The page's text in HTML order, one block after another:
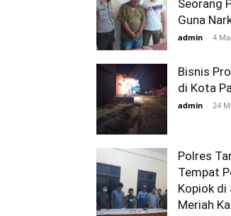
Seorang
Guna
admin - 4
Bisnis
di Kota
admin - 24
Polres
Tempat
Kopiok di
Meriah